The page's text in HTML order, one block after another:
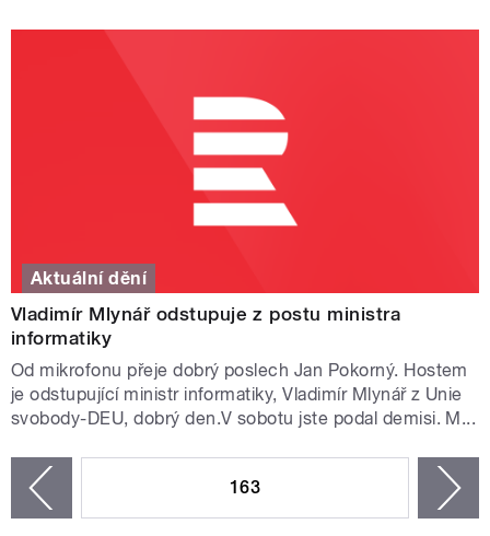
Aktuální dění
Vladimír Mlynář odstupuje z postu ministra
informatiky
Od mikrofonu přeje dobrý poslech Jan Pokorný. Hostem
je odstupující ministr informatiky, Vladimír Mlynář z Unie
svobody-DEU, dobrý den.V sobotu jste podal demisi. M...
163